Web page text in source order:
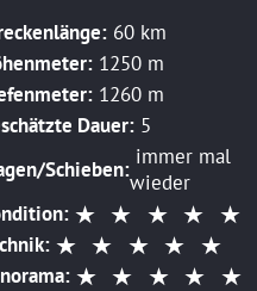
60 km
1250 m
1260 m
Dauer: 5
Schieben: immer mal
wieder